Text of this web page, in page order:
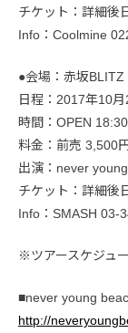
チケット：詳細後
Info：Coolmine
●会場：赤坂BLITZ
日程：2017年10
時間：OPEN
料金：前売 3,500
出演：never
チケット：詳細後
Info：SMASH 03-
※ツアースケジュ
■never young
http://